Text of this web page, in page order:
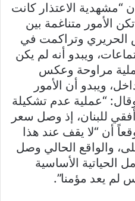
“مشهدية الاعتذار كانت
الأمور متناغمة بين
الحريري وتراكمت في
ويبدو أنه لم يكن
مراوحة وعكس
ويبدو أن الأمور
“عملية عدم تشكيلة
للبنان، إذ وصل سعر
متوقعاً أن “لا يقف عند هذا
والواقع الحالي وصل
الحياتية الأساسية
لم يعد مؤمنا”.